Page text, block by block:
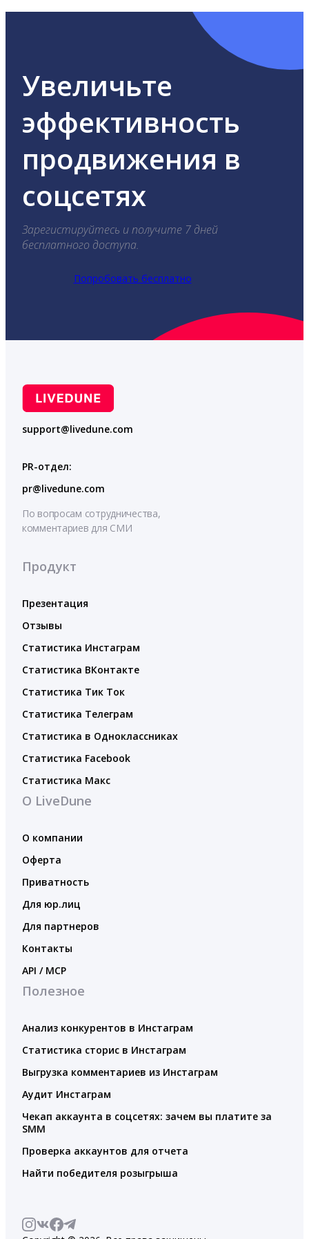
Увеличьте
эффективность
продвижения в
соцсетях
Зарегистируйтесь и получите 7 дней
бесплатного доступа.
Попробовать бесплатно
support@livedune.com
PR-отдел:
pr@livedune.com
По вопросам сотрудничества,
комментариев для СМИ
Продукт
Презентация
Отзывы
Статистика Инстаграм
Статистика ВКонтакте
Статистика Тик Ток
Статистика Телеграм
Статистика в Одноклассниках
Статистика Facebook
Статистика Макс
О LiveDune
О компании
Оферта
Приватность
Для юр.лиц
Для партнеров
Контакты
API / MCP
Полезное
Анализ конкурентов в Инстаграм
Статистика сторис в Инстаграм
Выгрузка комментариев из Инстаграм
Аудит Инстаграм
Чекап аккаунта в соцсетях: зачем вы платите за
SMM
Проверка аккаунтов для отчета
Найти победителя розыгрыша